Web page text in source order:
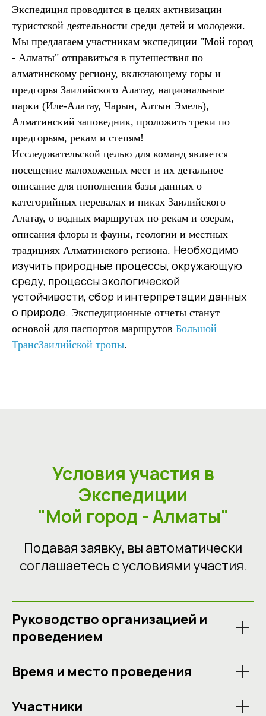
Экспедиция проводится в целях активизации
туристской деятельности среди детей и молодежи.
Мы предлагаем участникам экспедиции "Мой город
- Алматы" отправиться в путешествия по
алматинскому региону, включающему горы и
предгорья Заилийского Алатау, национальные
парки (Иле-Алатау, Чарын, Алтын Эмель),
Алматинский заповедник, проложить треки по
предгорьям, рекам и степям!
Исследовательской целью для команд является
посещение малохоженых мест и их детальное
описание для пополнения базы данных о
категорийных перевалах и пиках Заилийского
Алатау, о водных маршрутах по рекам и озерам,
описания флоры и фауны, геологии и местных
традициях Алматинского региона. Необходимо
изучить природные процессы, окружающую
среду, процессы экологической
устойчивости, сбор и интерпретации данных
о природе. Экспедиционные отчеты станут
основой для паспортов маршрутов Большой
ТрансЗаилийской тропы.
Условия участия в
Экспедиции
"Мой город - Алматы"
Подавая заявку, вы автоматически
соглашаетесь с условиями участия.
Руководство организацией и
проведением
Время и место проведения
Участники